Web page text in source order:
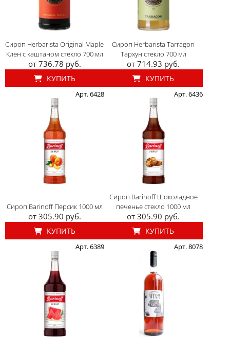
Сироп Herbarista Original Maple
Клен с каштаном стекло 700 мл
от 736.78 руб.
КУПИТЬ
Сироп Herbarista Tarragon
Тархун стекло 700 мл
от 714.93 руб.
КУПИТЬ
Арт. 6428
Сироп Barinoff Персик 1000 мл
от 305.90 руб.
КУПИТЬ
Арт. 6436
Сироп Barinoff Шоколадное
печенье стекло 1000 мл
от 305.90 руб.
КУПИТЬ
Арт. 6389 Арт. 8078